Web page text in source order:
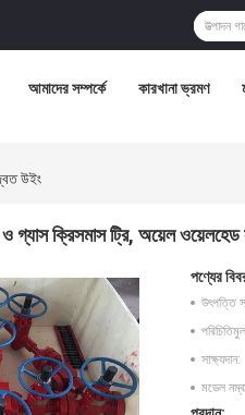
আমাদের সম্পর্কে কারখানা ভ্রমণ
উইং
ক্রিসমাস ট্রি, অয়েল ওয়েলহেড
পণ্যের
উৎপত্তি
সাক্ষ্যদান:
মডেল